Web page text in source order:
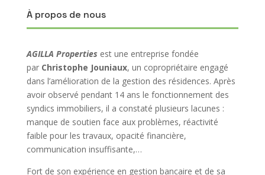
À propos de nous
AGILLA Properties est une entreprise fondée
par Christophe Jouniaux, un copropriétaire engagé
dans l’amélioration de la gestion des résidences. Après
avoir observé pendant 14 ans le fonctionnement des
syndics immobiliers, il a constaté plusieurs lacunes :
manque de soutien face aux problèmes, réactivité
faible pour les travaux, opacité financière,
communication insuffisante,…
Fort de son expérience en gestion bancaire et de sa